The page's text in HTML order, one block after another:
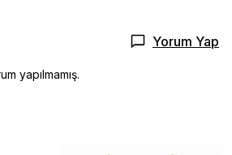
Yorum Yap
yapılmamış.